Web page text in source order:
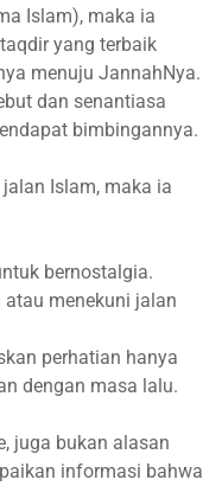
Islam), maka ia
yang terbaik
menuju JannahNya.
dan senantiasa
bimbingannya.
Islam, maka ia
bernostalgia.
menekuni jalan
perhatian hanya
dengan masa lalu.
juga bukan alasan
informasi bahwa